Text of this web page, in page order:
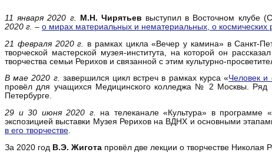
11 января 2020 г. М.Н. Чирятьев выступил в Восточном клубе
2020 г. – о мирах материальных и нематериальных, о космических
21 февраля 2020 г.
в рамках цикла «Вечер у камина» в Санкт-
творческой мастерской музея-института, на которой он
творчества семьи Рерихов и связанной с этим культурно-
В мае 2020 г. завершился цикл встреч в рамках курса «Человек и
провёл для учащихся Медицинского колледжа № 2 Москвы. Ряд
Петербурге.
29 и 30 июня 2020 г.
на телеканале «Культура» в программе
экспозицией выставки Музея Рерихов на ВДНХ и основными
в его творчестве.
За 2020 год В.Э. Жигота провёл две лекции о творчестве Николая